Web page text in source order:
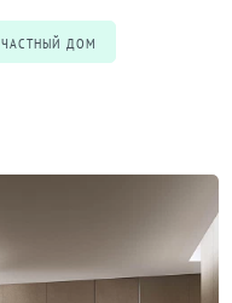
ЧАСТНЫЙ ДОМ